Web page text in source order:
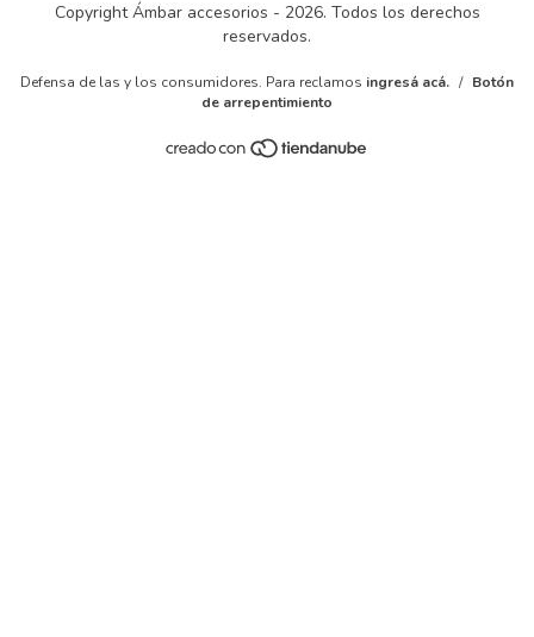
Copyright Ámbar accesorios - 2026. Todos los derechos
reservados.
Defensa de las y los consumidores. Para reclamos ingresá acá. / Botón
de arrepentimiento